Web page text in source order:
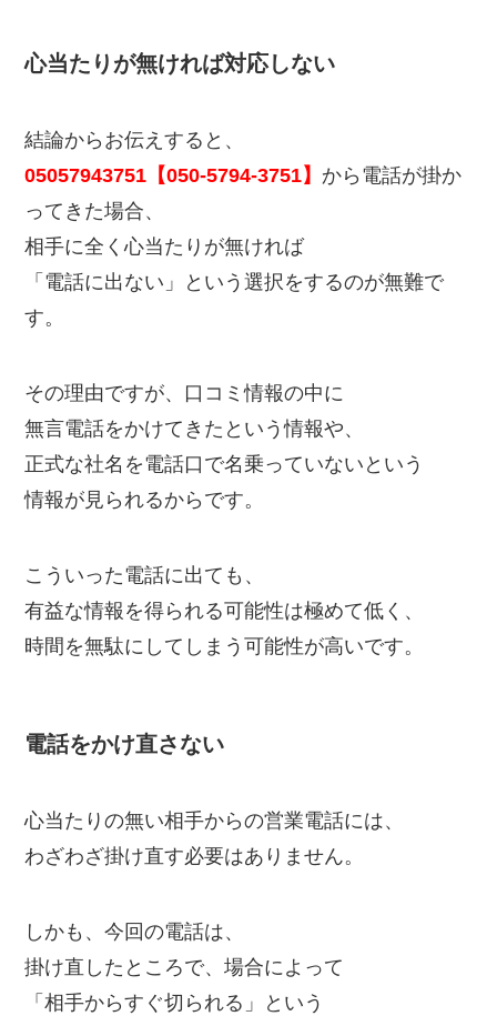
心当たりが無ければ対応しない
結論からお伝えすると、
05057943751【050-5794-3751】 から電話が掛か
ってきた場合、
相手に全く心当たりが無ければ
「電話に出ない」という選択をするのが無難で
す。
その理由ですが、口コミ情報の中に
無言電話をかけてきたという情報や、
正式な社名を電話口で名乗っていないという
情報が見られるからです。
こういった電話に出ても、
有益な情報を得られる可能性は極めて低く、
時間を無駄にしてしまう可能性が高いです。
電話をかけ直さない
心当たりの無い相手からの営業電話には、
わざわざ掛け直す必要はありません。
しかも、今回の電話は、
掛け直したところで、場合によって
「相手からすぐ切られる」という